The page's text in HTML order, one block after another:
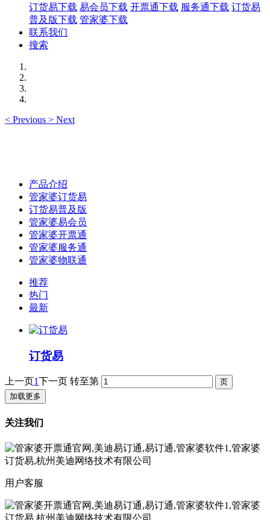
订货易下载 易会员下载 开票通下载 服务通下载 订货易
普及版下载 管家婆下载
联系我们
搜索
< Previous > Next
产品介绍
管家婆订货易
订货易普及版
管家婆易会员
管家婆开票通
管家婆服务通
管家婆物联通
推荐
热门
最新
订货易
上一页1下一页 转至第
加载更多
关注我们
用户客服